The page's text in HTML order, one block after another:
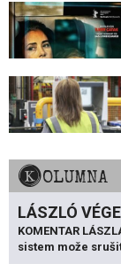
KOLUMNA
LÁSZLÓ
KOMENTAR
sistem može